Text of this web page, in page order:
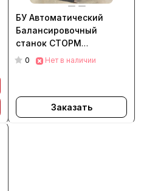
БУ Автоматический
Балансировочный
станок СТОРМ
Прокси-7p
0 Нет в наличии
Заказать